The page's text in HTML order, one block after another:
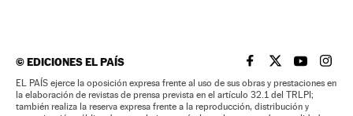
©EDICIONES EL PAÍS EL PAÍS BRASIL EN
EL PAÍSEL PAÍS
EL
EL PAÍS ejerce la oposición expresa frente al uso de sus obras y prestaciones en
la elaboración de revistas de prensa prevista en el artículo 32.1 del TRLPI;
también realiza la reserva expresa frente a la reproducción, distribución y